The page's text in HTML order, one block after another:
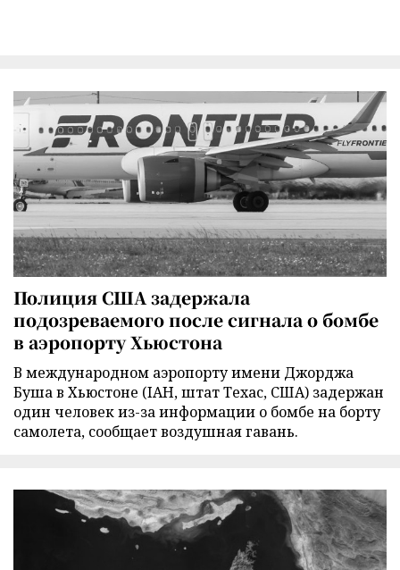
Полиция США задержала
подозреваемого после сигнала о бомбе
в аэропорту Хьюстона
В международном аэропорту имени Джорджа
Буша в Хьюстоне (IAH, штат Техас, США) задержан
один человек из-за информации о бомбе на борту
самолета, сообщает воздушная гавань.